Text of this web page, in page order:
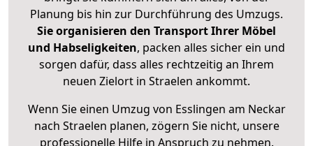
Planung bis hin zur Durchführung des Umzugs.
Sie organisieren den Transport Ihrer Möbel
und Habseligkeiten, packen alles sicher ein und
sorgen dafür, dass alles rechtzeitig an Ihrem
neuen Zielort in Straelen ankommt.
Wenn Sie einen Umzug von Esslingen am Neckar
nach Straelen planen, zögern Sie nicht, unsere
professionelle Hilfe in Anspruch zu nehmen.